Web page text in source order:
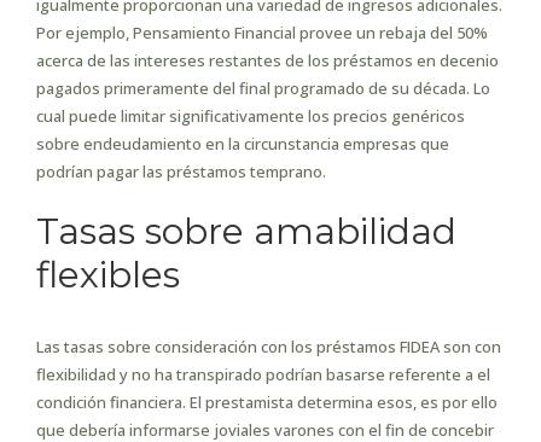
igualmente proporcionan una variedad de ingresos adicionales.
Por ejemplo, Pensamiento Financial provee un rebaja del 50%
acerca de las intereses restantes de los préstamos en decenio
pagados primeramente del final programado de su década. Lo
cual puede limitar significativamente los precios genéricos
sobre endeudamiento en la circunstancia empresas que
podrían pagar las préstamos temprano.
Tasas sobre amabilidad
flexibles
Las tasas sobre consideración con los préstamos FIDEA son con
flexibilidad y no ha transpirado podrían basarse referente a el
condición financiera. El prestamista determina esos, es por ello
que debería informarse joviales varones con el fin de concebir